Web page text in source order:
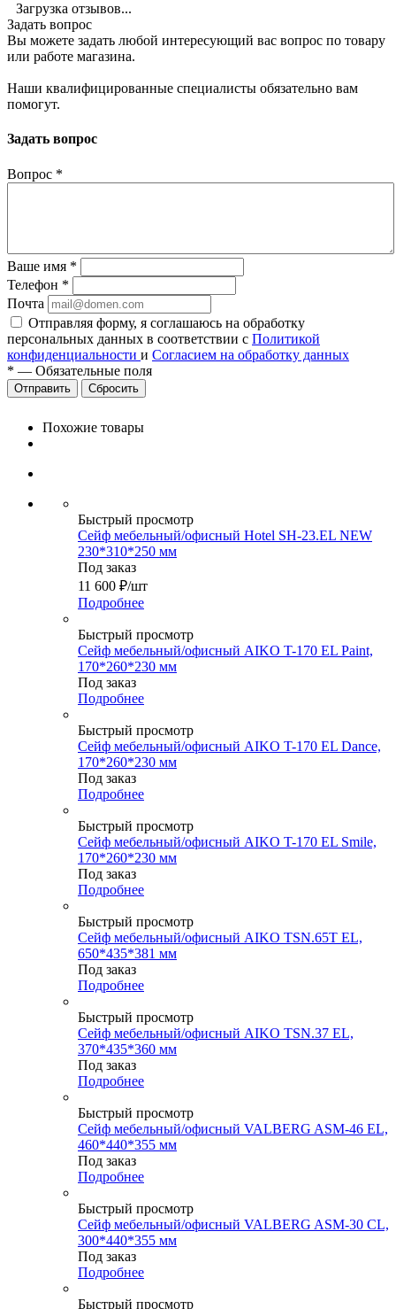
Загрузка отзывов...
Задать вопрос
Вы можете задать любой интересующий вас вопрос по товару
или работе магазина.
Наши квалифицированные специалисты обязательно вам
помогут.
Задать вопрос
Вопрос *
Ваше имя *
Телефон *
Почта
Отправляя форму, я соглашаюсь на обработку
персональных данных в соответствии с Политикой
конфиденциальности и Согласием на обработку данных
* — Обязательные поля
Сбросить
Похожие товары
Быстрый просмотр
Сейф мебельный/офисный Hotel SH-23.EL NEW
230*310*250 мм
Под заказ
11 600 ₽/шт
Подробнее
Быстрый просмотр
Сейф мебельный/офисный AIKO T-170 EL Paint,
170*260*230 мм
Под заказ
Подробнее
Быстрый просмотр
Сейф мебельный/офисный AIKO T-170 EL Dance,
170*260*230 мм
Под заказ
Подробнее
Быстрый просмотр
Сейф мебельный/офисный AIKO T-170 EL Smile,
170*260*230 мм
Под заказ
Подробнее
Быстрый просмотр
Сейф мебельный/офисный AIKO TSN.65T EL,
650*435*381 мм
Под заказ
Подробнее
Быстрый просмотр
Сейф мебельный/офисный AIKO TSN.37 EL,
370*435*360 мм
Под заказ
Подробнее
Быстрый просмотр
Сейф мебельный/офисный VALBERG ASM-46 EL,
460*440*355 мм
Под заказ
Подробнее
Быстрый просмотр
Сейф мебельный/офисный VALBERG ASM-30 CL,
300*440*355 мм
Под заказ
Подробнее
Быстрый просмотр